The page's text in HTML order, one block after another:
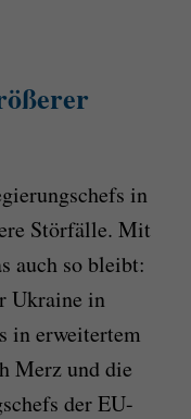
in
Störfälle. Mit
auch so bleibt:
Ukraine in
in erweitertem
Merz und die
der EU-